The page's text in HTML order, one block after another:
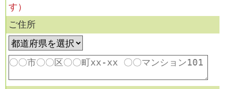
す）
ご住所